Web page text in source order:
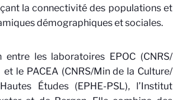
la connectivité des populations et
démographiques et sociales.
les laboratoires EPOC (CNRS/
le PACEA (CNRS/Min de la Culture/
Études (EPHE-PSL), l’Institut